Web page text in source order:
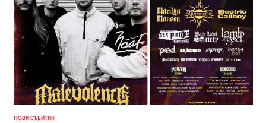
НОВИ СЪБИТИЯ